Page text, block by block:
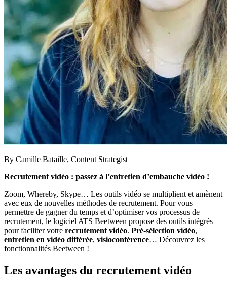
By Camille Bataille, Content Strategist
Recrutement vidéo : passez à l’entretien d’embauche vidéo !
Zoom, Whereby, Skype… Les outils vidéo se multiplient et amènent
avec eux de nouvelles méthodes de recrutement. Pour vous
permettre de gagner du temps et d’optimiser vos processus de
recrutement, le logiciel ATS Beetween propose des outils intégrés
pour faciliter votre recrutement vidéo. Pré-sélection vidéo,
entretien en vidéo différée, visioconférence… Découvrez les
fonctionnalités Beetween !
Les avantages du recrutement vidéo